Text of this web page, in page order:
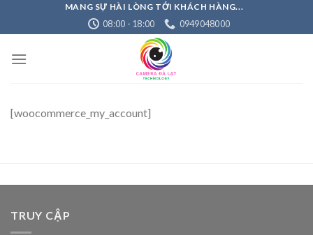
MANG SỰ HÀI LÒNG TỚI KHÁCH HÀNG...
08:00 - 18:00 0949048000
[woocommerce_my_account]
TRUY CẬP